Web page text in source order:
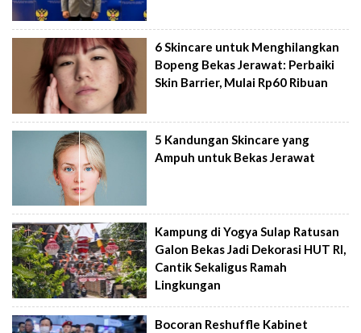
6 Skincare untuk Menghilangkan
Bopeng Bekas Jerawat: Perbaiki
Skin Barrier, Mulai Rp60 Ribuan
5 Kandungan Skincare yang
Ampuh untuk Bekas Jerawat
Kampung di Yogya Sulap Ratusan
Galon Bekas Jadi Dekorasi HUT RI,
Cantik Sekaligus Ramah
Lingkungan
Bocoran Reshuffle Kabinet